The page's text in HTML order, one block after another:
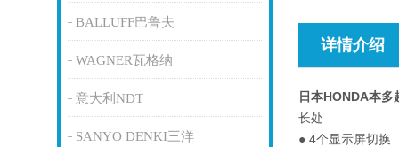
BALLUFF巴鲁夫
WAGNER瓦格纳
意大利NDT
SANYO DENKI三洋
详情介绍
日本HONDA本多
长处
● 4个显示屏切换